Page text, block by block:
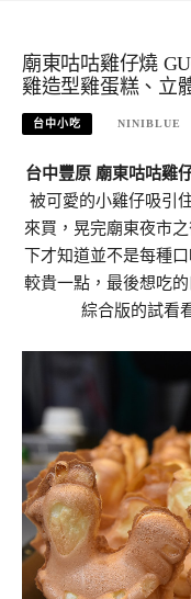
廟東咕咕雞仔燒
雞造型雞蛋糕、立
台中小吃 NINIBLUE
台中豐原 廟東咕咕雞
被可愛的小雞仔吸引
來買，晃完廟東夜市
下才知道並不是每種
較貴一點，最後想吃
綜合版的試看